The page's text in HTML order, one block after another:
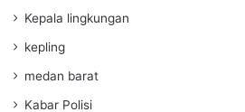
Kepala lingkungan
kepling
medan barat
Kabar Polisi